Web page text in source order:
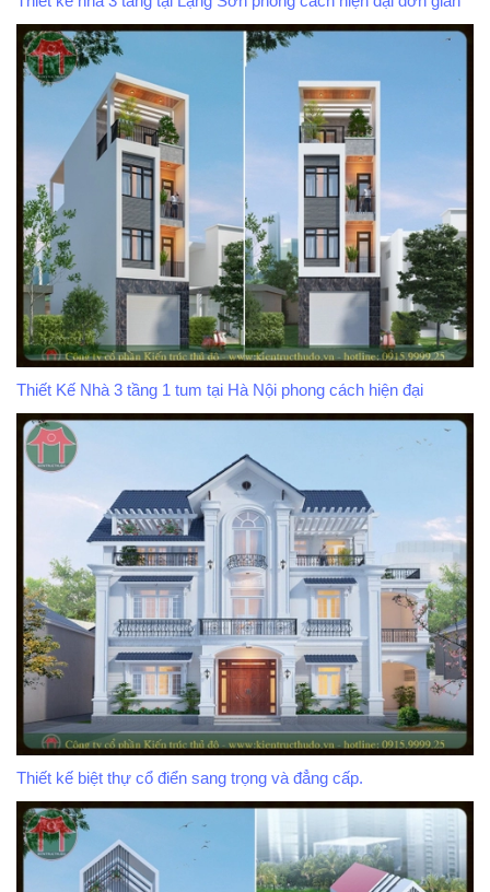
Thiết Kế Nhà 3 tầng 1 tum tại Hà Nội phong cách hiện đại
Thiết kế biệt thự cổ điển sang trọng và đẳng cấp.